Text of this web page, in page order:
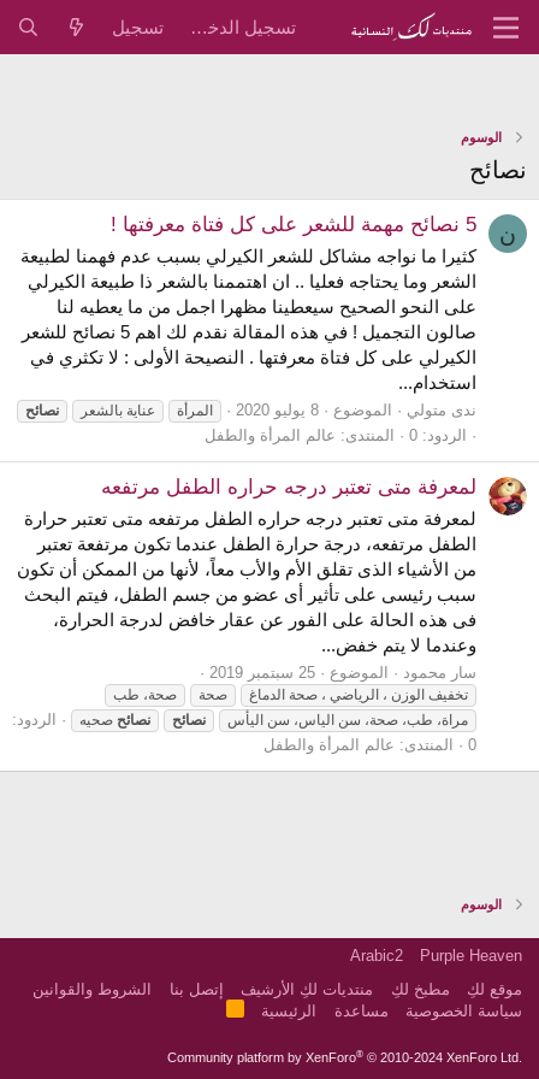
تسجيل الدخول تسجيل
الوسوم
نصائح
ن 5 نصائح مهمة للشعر على كل فتاة معرفتها !
كثيرا ما نواجه مشاكل للشعر الكيرلي بسبب عدم فهمنا لطبيعة
الشعر وما يحتاجه فعليا .. ان اهتممنا بالشعر ذا طبيعة الكيرلي
على النحو الصحيح سيعطينا مظهرا اجمل من ما يعطيه لنا
صالون التجميل ! في هذه المقالة نقدم لك اهم 5 نصائح للشعر
الكيرلي على كل فتاة معرفتها . النصيحة الأولى : لا تكثري في
استخدام...
ندى متولي الموضوع 8 يوليو 2020 المرأة عناية بالشعر نصائح
الردود: 0 المنتدى: عالم المرأة والطفل
لمعرفة متى تعتبر درجه حراره الطفل مرتفعه
لمعرفة متى تعتبر درجه حراره الطفل مرتفعه متى تعتبر حرارة
الطفل مرتفعه، درجة حرارة الطفل عندما تكون مرتفعة تعتبر
من الأشياء الذى تقلق الأم والأب معاً، لأنها من الممكن أن تكون
سبب رئيسى على تأثير أى عضو من جسم الطفل، فيتم البحث
فى هذه الحالة على الفور عن عقار خافض لدرجة الحرارة،
وعندما لا يتم خفض...
سار محمود الموضوع 25 سبتمبر 2019
تخفيف الوزن ، الرياضي ، صحة الدماغ صحة
صحة، طب
مراة، طب، صحة، سن الياس، سن اليأس
نصائح نصائح صحيه
الردود:
0
المنتدى: عالم المرأة والطفل
الوسوم
Purple Heaven
Arabic2
موقع لكِ
مطبخ لكِ منتديات لكِ الأرشيف إتصل بنا
الشروط والقوانين
سياسة الخصوصية
مساعدة الرئيسية
Community platform by XenForo® © 2010-2024 XenForo Ltd.